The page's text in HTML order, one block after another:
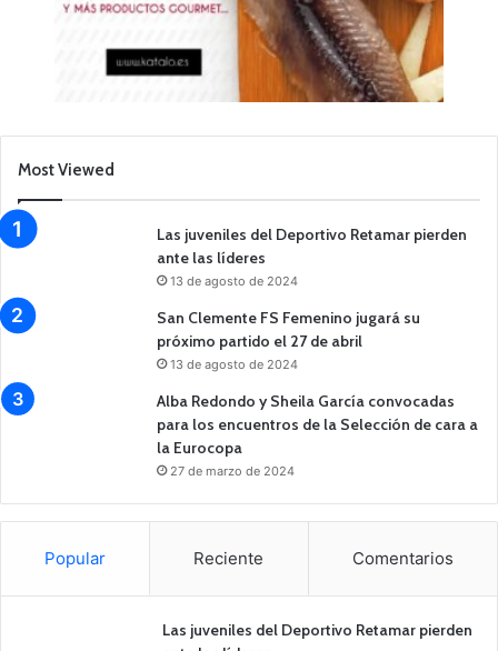
Most Viewed
Las juveniles del Deportivo Retamar pierden
ante las líderes
13 de agosto de 2024
San Clemente FS Femenino jugará su
próximo partido el 27 de abril
13 de agosto de 2024
Alba Redondo y Sheila García convocadas
para los encuentros de la Selección de cara a
la Eurocopa
27 de marzo de 2024
Popular Reciente Comentarios
Las juveniles del Deportivo Retamar pierden